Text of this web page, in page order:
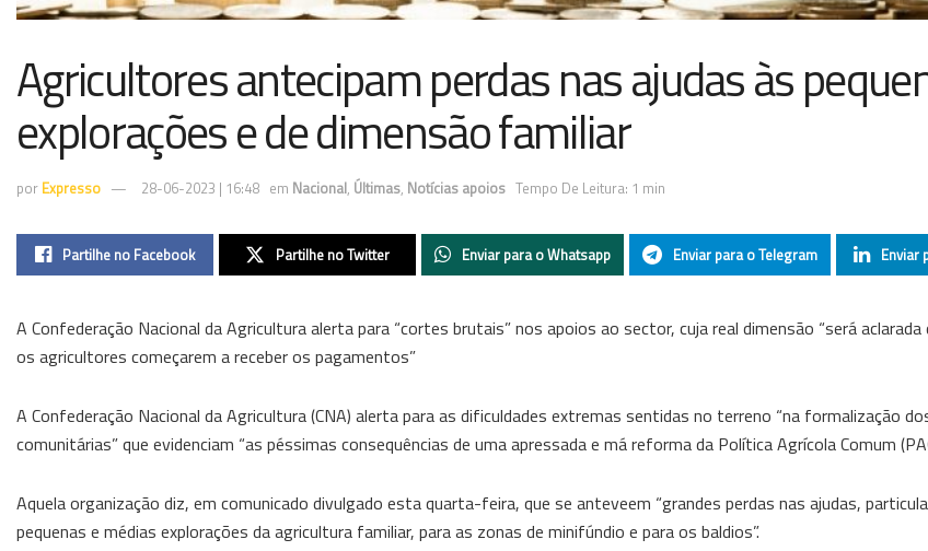
Agricultores antecipam perdas nas ajudas às
explorações e de dimensão familiar
por Expresso 28-06-2023 | 16:48 em Nacional, Últimas, Notícias apoios Tempo De Leitura: 1 min
Partilhe no Facebook Partilhe no Twitter Enviar para o Whatsapp Enviar para o Telegram Enviar
A Confederação Nacional da Agricultura alerta para “cortes brutais” nos apoios ao sector, cuja real dimensão “será
os agricultores começarem a receber os pagamentos”
A Confederação Nacional da Agricultura (CNA) alerta para as dificuldades extremas sentidas no terreno “na formalização
comunitárias” que evidenciam “as péssimas consequências de uma apressada e má reforma da Política Agrícola Comum
Aquela organização diz, em comunicado divulgado esta quarta-feira, que se anteveem “grandes perdas nas ajudas,
pequenas e médias explorações da agricultura familiar, para as zonas de minifúndio e para os baldios”.